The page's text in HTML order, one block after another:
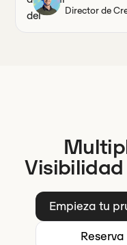
Director de
Visibilidad
Empieza tu